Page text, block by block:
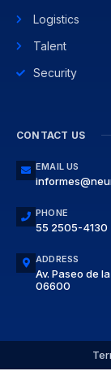
Logistics
Talent
Security
CONTACT US
EMAIL US
PHONE
55 2505-4130
ADDRESS
Av. Paseo de
06600